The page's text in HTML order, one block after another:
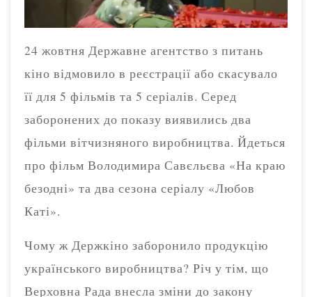
24 жовтня Державне агентство з питань
кіно відмовило в реєстрації або скасувало
її для 5 фільмів та 5 серіалів. Серед
заборонених до показу виявились два
фільми вітчизняного виробництва. Йдеться
про фільм Володимира Савєльєва «На краю
безодні» та два сезона серіалу «Любов
Каті».
Чому ж Держкіно заборонило продукцію
українського виробництва? Річ у тім, що
Верховна Рада внесла зміни до закону